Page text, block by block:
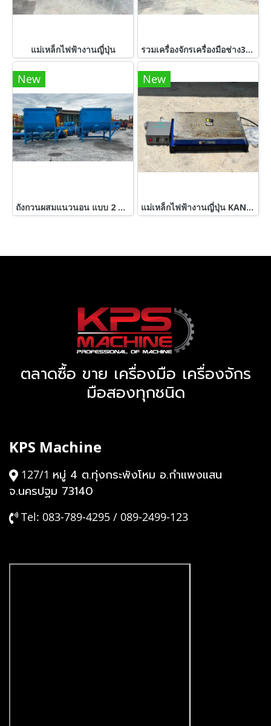
แม่เหล็กไฟฟ้างานญี่ปุ่น รวมเครื่องจักรเครื่องมือช่าง3รายการ สภาพพร้อมใช้งาน
New
ถังกวนผสมแนวนอน แบบ 2 ชั้น ขนาด 1 ton (1000 kg) มีระบบสตีมให้ความร้อน / ใบกวนแบบริบบอน / เกียร์ต้นกำลัง 7.5 HP 380V เข้ามา 2 ตัว
New
แม่เหล็กไฟฟ้างานญี่ปุ่น KANETEC OKAMOTO JAPAN ขนาด 400 x 600 mm แถมฟรีหม้อแปลงไฟ 220V
ตลาดซื้อ ขาย เครื่องมือ เครื่องจักร
มือสองทุกชนิด
KPS Machine
127/1 หมู่ 4 ต.ทุ่งกระพังโหม อ.กำแพงแสน
จ.นครปฐม 73140
Tel: 083-789-4295 / 089-2499-123